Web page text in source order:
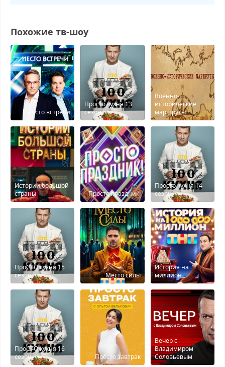
Похожие тв-шоу
Место встречи
Просто кухня 13
сезон
Военно-
исторические
маршруты
Истории большой
страны
Просто праздник!
Просто кухня 14
сезон
ПроСТО кухня 15
сезон
Место силы
История на
миллион
ПроСТО кухня 16
сезон
Просто завтрак
Вечер с
Владимиром
Соловьевым